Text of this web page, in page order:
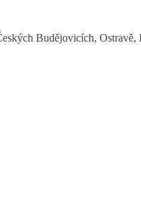
Budějovicích,